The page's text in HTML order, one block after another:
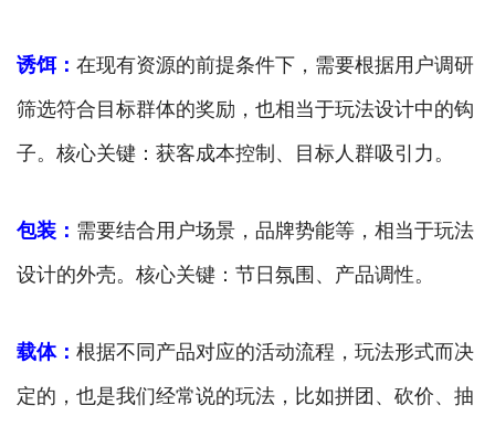
诱饵： 在现有资源的前提条件下，需要根据用户调研
筛选符合目标群体的奖励，也相当于玩法设计中的钩
子。核心关键：获客成本控制、目标人群吸引力。
包装： 需要结合用户场景，品牌势能等，相当于玩法
设计的外壳。核心关键：节日氛围、产品调性。
载体： 根据不同产品对应的活动流程，玩法形式而决
定的，也是我们经常说的玩法，比如拼团、砍价、抽